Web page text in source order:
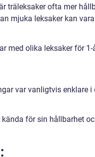
träleksaker ofta mer
mjuka leksaker kan
med olika leksaker för 1-
var vanligtvis enklare i
för sin hållbarhet